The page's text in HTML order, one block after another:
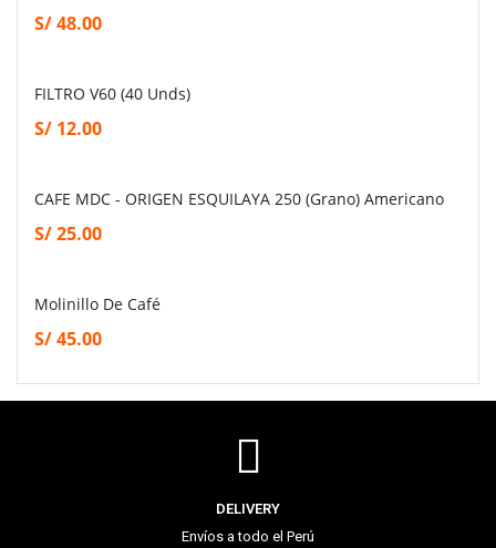
S/48.00
FILTRO V60 (40 Unds)
S/ 12.00
CAFE MDC - ORIGEN ESQUILAYA 250 (grano) Americano
S/25.00
Molinillo De Café
S/45.00
DELIVERY
Envíos a todo el Perú